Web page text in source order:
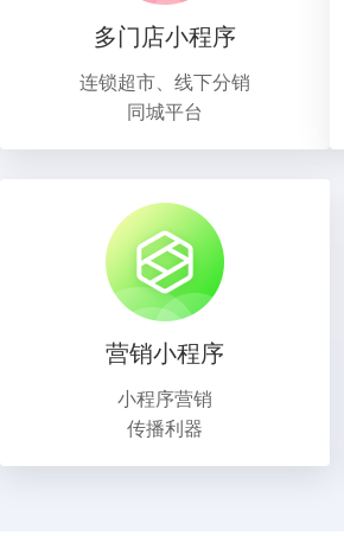
多门店小程序
连锁超市、线下分销
同城平台
营销小程序
小程序营销
传播利器